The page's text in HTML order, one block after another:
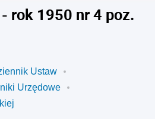
rok 1950 nr 4 poz.
Ustaw
Urzędowe